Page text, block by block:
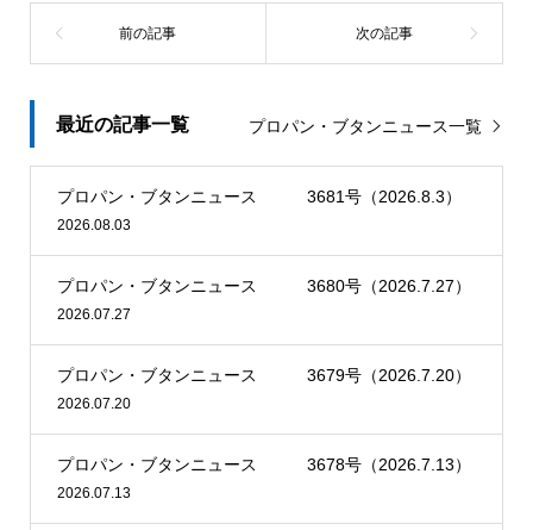
最近の記事一覧 プロパン・ブタンニュース一覧
プロパン・ブタンニュース 3681号（2026.8.3）
2026.08.03
プロパン・ブタンニュース 3680号（2026.7.27）
2026.07.27
プロパン・ブタンニュース 3679号（2026.7.20）
2026.07.20
プロパン・ブタンニュース 3678号（2026.7.13）
2026.07.13